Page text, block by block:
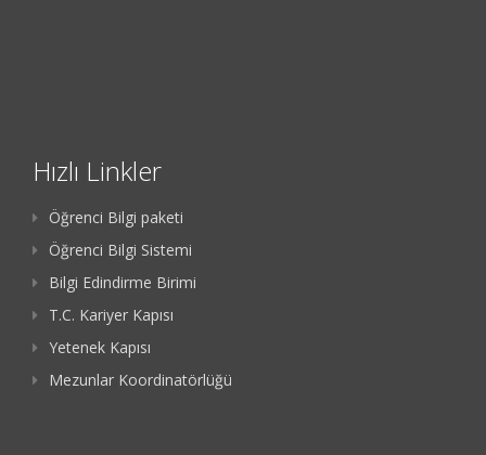
Hızlı Linkler
Öğrenci Bilgi paketi
Öğrenci Bilgi Sistemi
Bilgi Edindirme Birimi
T.C. Kariyer Kapısı
Yetenek Kapısı
Mezunlar Koordinatörlüğü